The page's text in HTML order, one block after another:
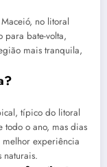
no litoral
para bate-volta,
mais tranquila,
típico do litoral
todo o ano, mas dias
experiência